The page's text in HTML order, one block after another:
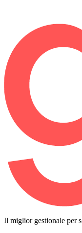
Il miglior gestionale per